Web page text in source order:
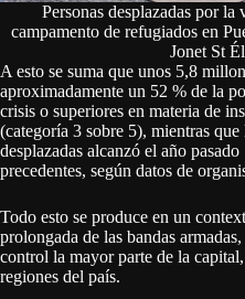
Personas desplazadas por
campamento de refugiados en
Jonet St
A esto se suma que unos 5,8
aproximadamente un 52 % de la
crisis o superiores en materia de
(categoría 3 sobre 5), mientras
desplazadas alcanzó el año
precedentes, según datos de
Todo esto se produce en un
prolongada de las bandas
control la mayor parte de la
regiones del país.